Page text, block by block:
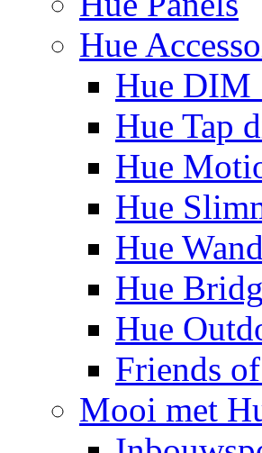
Hue
Hue DIM
Hue Tap
Hue
Hue
Hue
Hue
Hue
Friends
Mooi met